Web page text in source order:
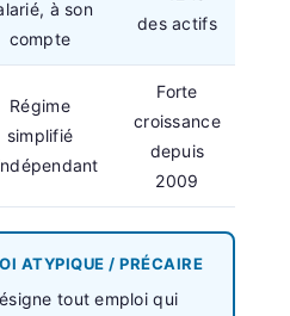
à son
compte
des actifs
Régime
simplifié
Forte
croissance
depuis
2009
ATYPIQUE / PRÉCAIRE
tout emploi qui